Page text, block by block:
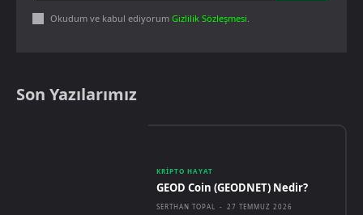
Okudum ve kabul ediyorum Gizlilik Sözleşmesi.
Son Yazılarımız
KRIPTO HAYAT
GEOD Coin (GEODNET) Nedir?
SERTHAN TOPAL - 27 TEMMUZ 2026